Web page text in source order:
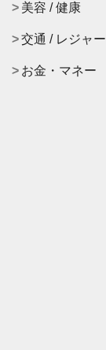
美容 / 健康
交通 / レジャー
お金・マネー